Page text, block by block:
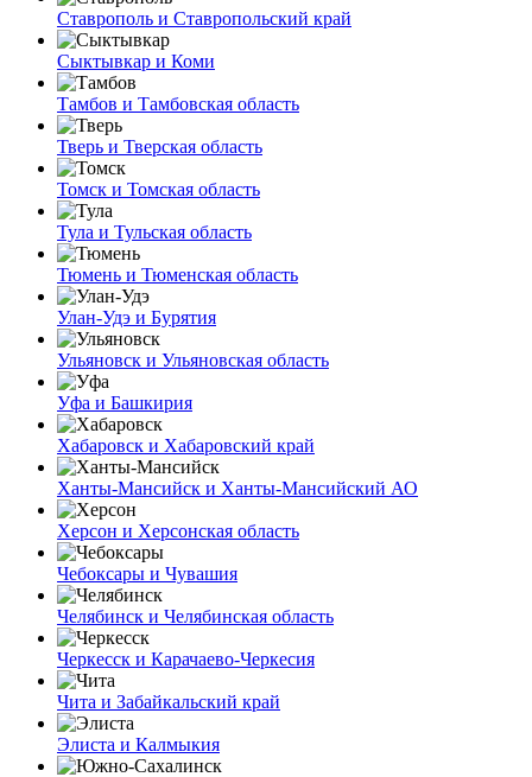
Ставрополь и Ставропольский край
Сыктывкар и Коми
Тамбов и Тамбовская область
Тверь и Тверская область
Томск и Томская область
Тула и Тульская область
Тюмень и Тюменская область
Улан-Удэ и Бурятия
Ульяновск и Ульяновская область
Уфа и Башкирия
Хабаровск и Хабаровский край
Ханты-Мансийск и Ханты-Мансийский АО
Херсон и Херсонская область
Чебоксары и Чувашия
Челябинск и Челябинская область
Черкесск и Карачаево-Черкесия
Чита и Забайкальский край
Элиста и Калмыкия